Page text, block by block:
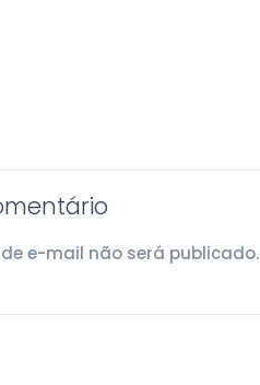
de e-mail não será publicado.